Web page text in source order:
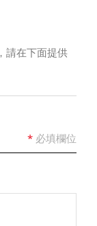
請在下面提供
* 必填欄位